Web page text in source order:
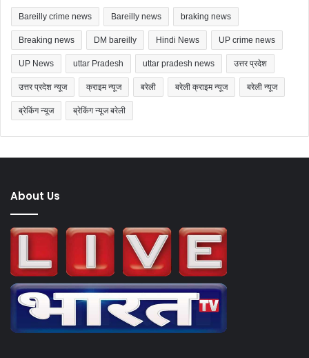
Bareilly crime news Bareilly news braking news
Breaking news DM bareilly Hindi News UP crime news
UP News uttar Pradesh uttar pradesh news उत्तर प्रदेश
उत्तर प्रदेश न्यूज क्राइम न्यूज बरेली बरेली क्राइम न्यूज बरेली न्यूज
ब्रेकिंग न्यूज ब्रेकिंग न्यूज बरेली
About Us